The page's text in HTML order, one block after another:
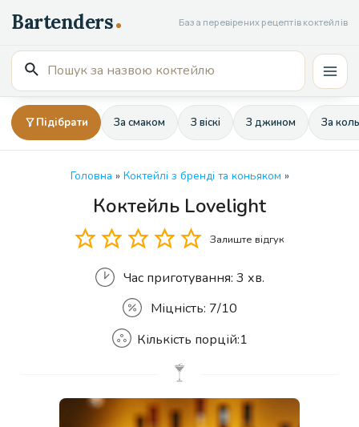
до
вмісту
База перевірених рецептів коктейлів
Пошук
для:
Підібрати За смаком З віскі З джином За
Головна » Коктейлі з бренді та коньяком »
Коктейль Lovelight
Залиште відгук
Час приготування: 3 хв.
Міцність: 7/10
Кількість
Кількість порцій:1